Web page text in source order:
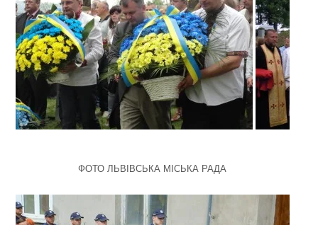
ФОТО ЛЬВІВСЬКА МІСЬКА РАДА